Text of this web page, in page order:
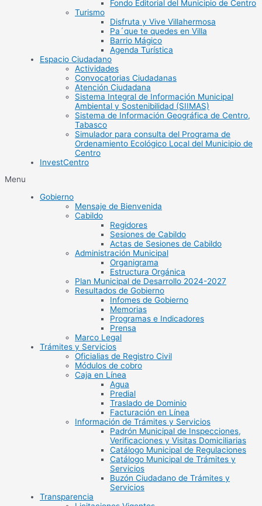
Fondo Editorial del Municipio de Centro
Turismo
Disfruta y Vive Villahermosa
Pa´que te quedes en Villa
Barrio Mágico
Agenda Turística
Espacio Ciudadano
Actividades
Convocatorias Ciudadanas
Atención Ciudadana
Sistema Integral de Información Municipal
Ambiental y Sostenibilidad (SIIMAS)
Sistema de Información Geográfica de Centro,
Tabasco
Simulador para consulta del Programa de
Ordenamiento Ecológico Local del Municipio de
Centro
InvestCentro
Menu
Gobierno
Mensaje de Bienvenida
Cabildo
Regidores
Sesiones de Cabildo
Actas de Sesiones de Cabildo
Administración Municipal
Organigrama
Estructura Orgánica
Plan Municipal de Desarrollo 2024-2027
Resultados de Gobierno
Infomes de Gobierno
Memorias
Programas e Indicadores
Prensa
Marco Legal
Trámites y Servicios
Oficialias de Registro Civil
Módulos de cobro
Caja en Línea
Agua
Predial
Traslado de Dominio
Facturación en Línea
Información de Trámites y Servicios
Padrón Municipal de Inspecciones,
Verificaciones y Visitas Domiciliarias
Catálogo Municipal de Regulaciones
Catálogo Municipal de Trámites y
Servicios
Buzón Ciudadano de Trámites y
Servicios
Transparencia